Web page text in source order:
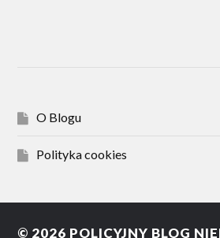
O Blogu
Polityka cookies
© 2026 POLICYJNY BLOG